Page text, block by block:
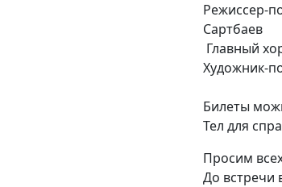
Режиссер-
Сартбаев
Главный
Художник-
Билеты
Тел для
Просим
До встречи